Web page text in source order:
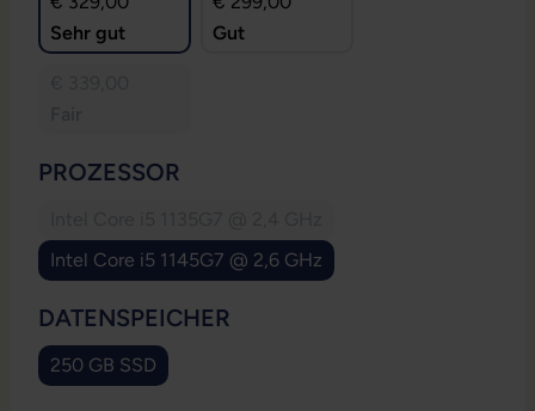
Sehr gut
Gut
PROZESSOR
Intel Core i5 1145G7 @ 2,6 GHz
DATENSPEICHER
250 GB SSD